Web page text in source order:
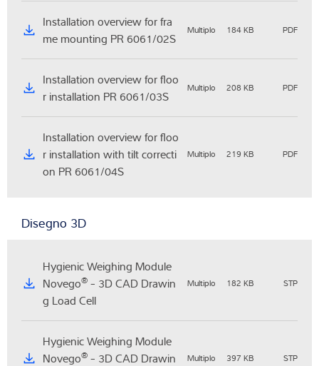
Installation overview for fra
me mounting PR 6061/02S
Multiplo 184 KB PDF
Installation overview for floo
r installation PR 6061/03S
Multiplo 208 KB PDF
Installation overview for floo
r installation with tilt correcti
on PR 6061/04S
Multiplo 219 KB PDF
Disegno 3D
Hygienic Weighing Module
Novego® - 3D CAD Drawin
g Load Cell
Multiplo 182 KB STP
Hygienic Weighing Module
Novego® - 3D CAD Drawin Multiplo 397 KB STP